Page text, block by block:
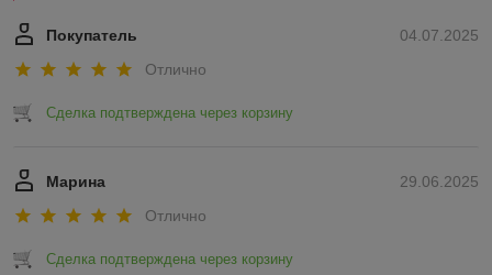
04.07.2025
Покупатель
Отлично
Сделка подтверждена через корзину
29.06.2025
Марина
Отлично
Сделка подтверждена через корзину